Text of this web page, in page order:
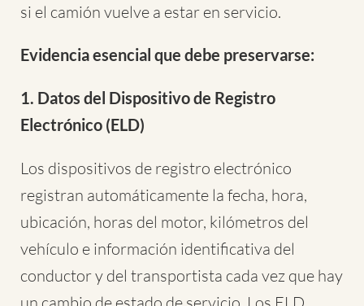
si el camión vuelve a estar en servicio.
Evidencia esencial que debe preservarse:
1. Datos del Dispositivo de Registro
Electrónico (ELD)
Los dispositivos de registro electrónico
registran automáticamente la fecha, hora,
ubicación, horas del motor, kilómetros del
vehículo e información identificativa del
conductor y del transportista cada vez que hay